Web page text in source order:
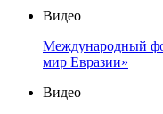
Видео
Международный
мир Евразии»
Видео